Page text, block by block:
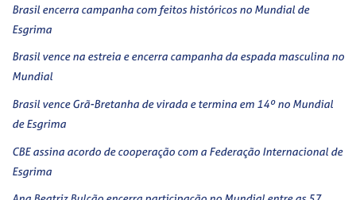
Brasil encerra campanha com feitos históricos no Mundial de
Esgrima
Brasil vence na estreia e encerra campanha da espada masculina no
Mundial
Brasil vence Grã-Bretanha de virada e termina em 14º no Mundial
de Esgrima
CBE assina acordo de cooperação com a Federação Internacional de
Esgrima